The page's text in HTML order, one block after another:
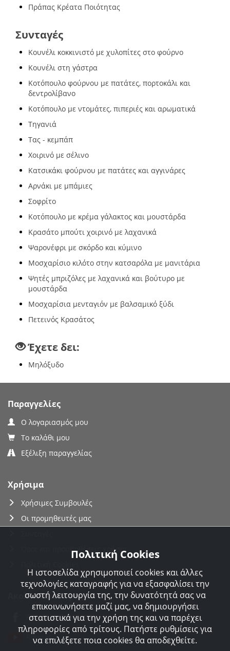
Πράπας Κρέατα Ποιότητας
Συνταγές
Κουνέλι κοκκινιστό με χυλοπίτες στο φούρνο
Κουνέλι στη γάστρα
Κοτόπουλο φούρνου με πατάτες, πορτοκάλι και
δεντρολίβανο
Κοτόπουλο με ντομάτες, πιπεριές και αρωματικά
Τηγανιά
Τας - κεμπάπ
Χοιρινό με σέλινο
Κατσικάκι φούρνου με πατάτες και αγγινάρες
Αρνάκι με μπάμιες
Σοφρίτο
Κοτόπουλο με κρέμα γάλακτος και μουστάρδα
Κρασάτο μπούτι χοιρινό με λαχανικά
Ψαρονέφρι με σκόρδο και κύμινο
Μοσχαρίσιο κιλότο στην κατσαρόλα με μανιτάρια
Ψητές μπριζόλες με λαχανικά και βούτυρο με
μουστάρδα
Μοσχαρίσια μενταγιόν με βαλσαμικό ξύδι
Πετεινός Κρασάτος
Έχετε δει:
Μηλόξυδο
Παραγγελίες
Ο λογαριασμός μου
Το καλάθι μου
Εξέλιξη παραγγελίας
Χρήσιμα
Χρήσιμες Συμβουλές
Οι προμηθευτές μας
Όροι και προϋποθέσεις χρήσης
Ακολουθείστε μας
Agorakreatonroupas
Roupas
Πολιτική Cookies
Η ιστοσελίδα χρησιμοποιεί cookies και άλλες
τεχνολογίες καταγραφής για να εξασφαλίσει την
σωστή λειτουργία της, την δυνατότητά σας να
επικοινωνήσετε μαζί μας, να δημιουργήσει
στατιστικά για την χρήση της και να παρέχει
πληροφορίες από τρίτους. Πατήστε ρυθμίσεις για
να επιλέξετε ποια cookies θα αποδεχθείτε.